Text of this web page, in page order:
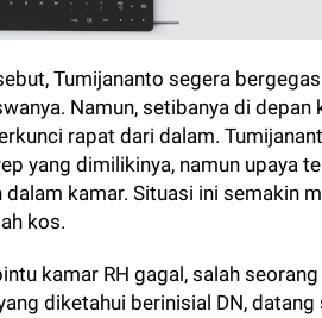
Tumijananto segera
Namun, setibanya di depan
rapat dari dalam.
yang dimilikinya, namun upaya
kamar. Situasi ini semakin
kos.
kamar RH gagal, salah
diketahui berinisial DN,